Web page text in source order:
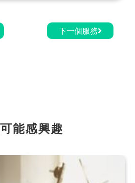
下一個服務
能感興趣